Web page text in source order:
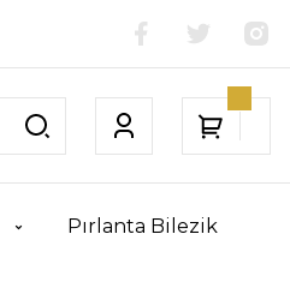
Pırlanta Bilezik